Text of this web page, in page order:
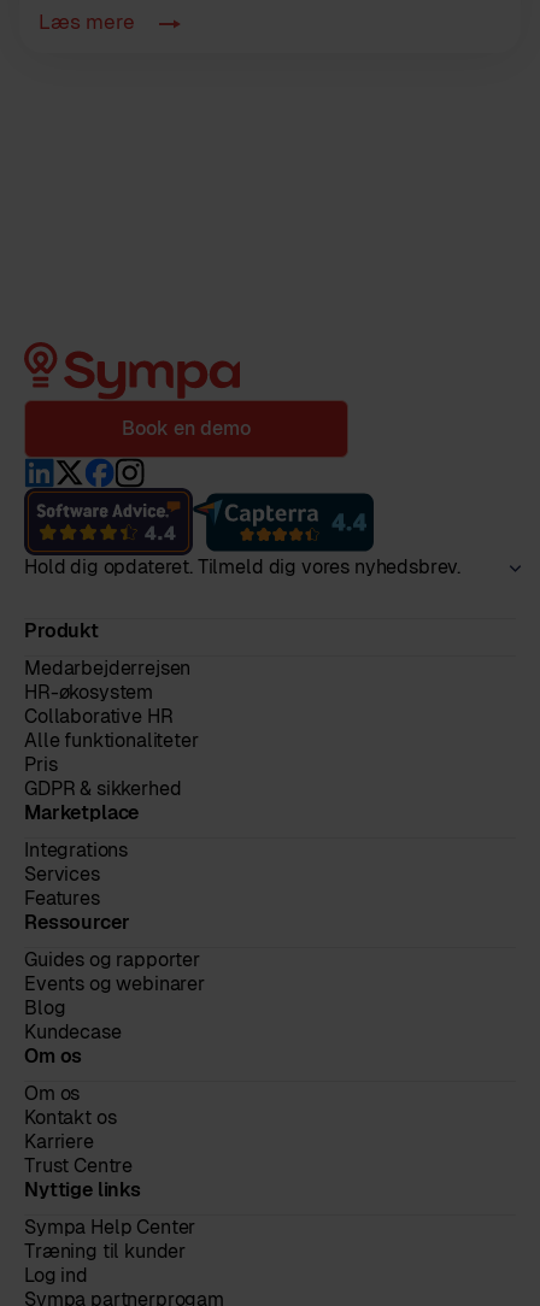
Læs mere
Book en demo
Hold dig opdateret. Tilmeld dig vores nyhedsbrev.
Produkt
Medarbejderrejsen
HR-økosystem
Collaborative HR
Alle funktionaliteter
Pris
GDPR & sikkerhed
Marketplace
Integrations
Services
Features
Ressourcer
Guides og rapporter
Events og webinarer
Blog
Kundecase
Om os
Om os
Kontakt os
Karriere
Trust Centre
Nyttige links
Sympa Help Center
Træning til kunder
Log ind
Sympa partnerprogam